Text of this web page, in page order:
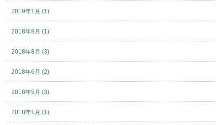
2019年1月 (1)
2018年9月 (1)
2018年8月 (3)
2018年6月 (2)
2018年5月 (3)
2018年1月 (1)